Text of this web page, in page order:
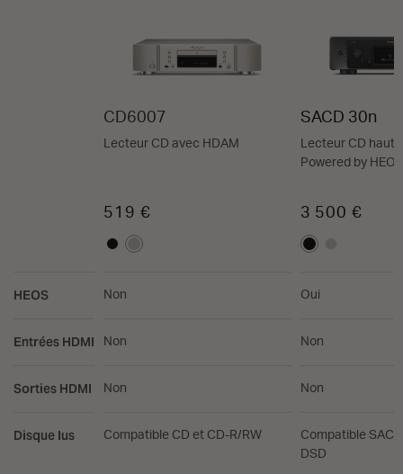
HEOS
Entrées HDMI
Sorties HDMI
Disque lus
CD6007
Lecteur CD avec HDAM
519 €
Non
Non
Non
Compatible CD et CD-R/RW
SACD 30n
Lecteur CD haut
Powered by
3 500 €
Oui
Non
Non
Compatible
DSD